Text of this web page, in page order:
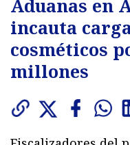
Aduanas en
incauta
cosméticos
millones